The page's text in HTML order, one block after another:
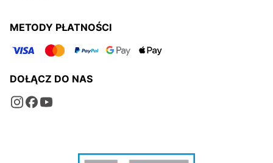
METODY PŁATNOŚCI
DOŁĄCZ DO NAS